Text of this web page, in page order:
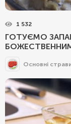
1 532
ГОТУЄМО
Основні